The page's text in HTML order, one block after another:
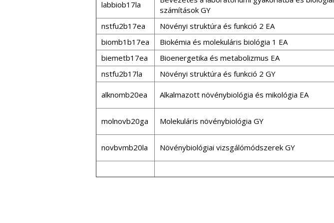
labbiob17la
számítások GY
nstfu2b17ea Növényi struktúra és funkció 2 EA
biomb1b17ea
Biokémia és molekuláris biológia 1 EA
biemetb17ea
Bioenergetika és metabolizmus EA
nstfu2b17la
Növényi struktúra és funkció 2 GY
alknomb20ea Alkalmazott növénybiológia és mikológia EA
molnovb20ga Molekuláris növénybiológia GY
novbvmb20la Növénybiológiai vizsgálómódszerek GY